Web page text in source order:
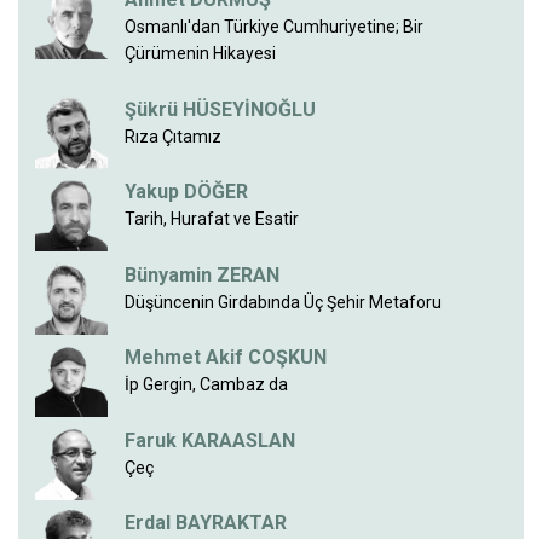
Osmanlı'dan Türkiye Cumhuriyetine; Bir
Çürümenin Hikayesi
Şükrü HÜSEYİNOĞLU
Rıza Çıtamız
Yakup DÖĞER
Tarih, Hurafat ve Esatir
Bünyamin ZERAN
Düşüncenin Girdabında Üç Şehir Metaforu
Mehmet Akif COŞKUN
İp Gergin, Cambaz da
Faruk KARAASLAN
Çeç
Erdal BAYRAKTAR